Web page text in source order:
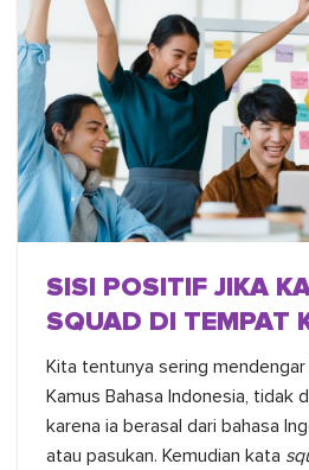
SISI POSITIF JIKA
SQUAD DI TEMPAT
Kita tentunya sering mendengar
Kamus Bahasa Indonesia, tidak
karena ia berasal dari bahasa
atau pasukan. Kemudian kata